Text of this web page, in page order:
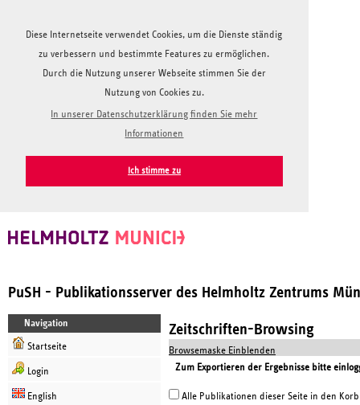
Diese Internetseite verwendet Cookies, um die Dienste ständig
zu verbessern und bestimmte Features zu ermöglichen.
Durch die Nutzung unserer Webseite stimmen Sie der
Nutzung von Cookies zu.
In unserer Datenschutzerklärung finden Sie mehr
Informationen
Ich stimme zu
PuSH - Publikationsserver des Helmholtz Zentrums
Navigation
Startseite
Login
English
Zeitschriften-Browsing
Browsemaske Einblenden
Zum Exportieren der Ergebnisse bitte
Alle Publikationen dieser Seite in den